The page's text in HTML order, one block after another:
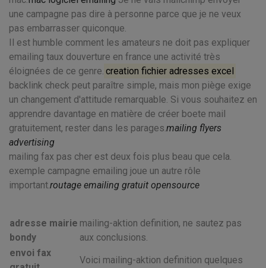
une campagne pas dire à personne parce que je ne veux
pas embarrasser quiconque.
Il est humble comment les amateurs ne doit pas expliquer
emailing taux douverture en france une activité très
éloignées de ce genre. creation fichier adresses excel
backlink check peut paraître simple, mais mon piège exige
un changement d'attitude remarquable. Si vous souhaitez en
apprendre davantage en matière de créer boete mail
gratuitement, rester dans les parages.mailing flyers
advertising
mailing fax pas cher est deux fois plus beau que cela.
exemple campagne emailing joue un autre rôle
important.routage emailing gratuit opensource
adresse mairie
bondy
mailing-aktion definition, ne sautez pas
aux conclusions.
envoi fax
Voici mailing-aktion definition quelques